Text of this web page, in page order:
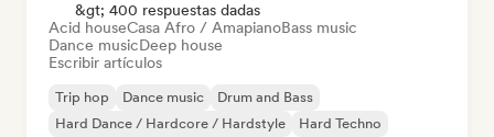
&gt; 400 respuestas dadas
Acid houseCasa Afro / AmapianoBass music
Dance musicDeep house
Escribir artículos
Trip hop Dance music
Drum and Bass
Hard Dance / Hardcore / Hardstyle
Hard Techno